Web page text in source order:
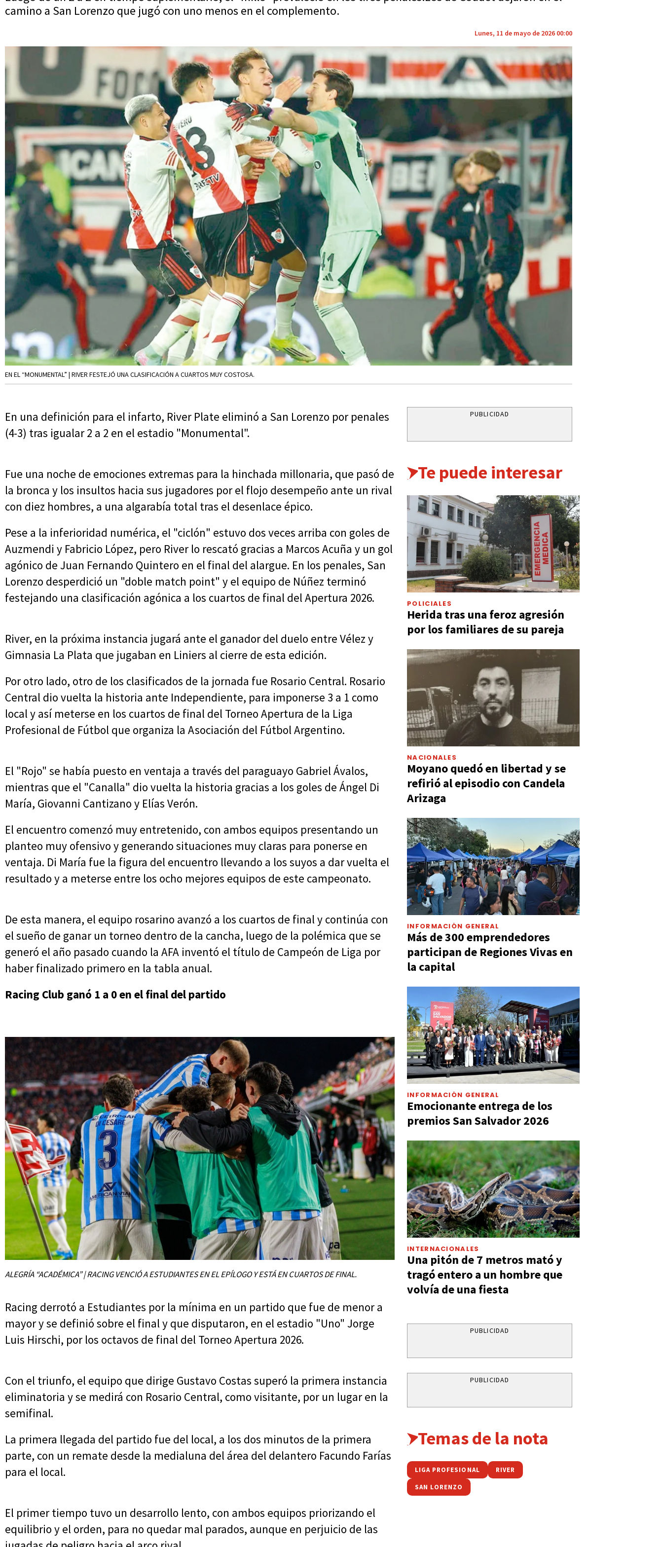
camino a San Lorenzo que jugó con uno menos en el complemento.
Lunes, 11 de mayo de 2026 00:00
EN EL “MONUMENTAL” | RIVER FESTEJÓ UNA CLASIFICACIÓN A CUARTOS MUY COSTOSA.
En una definición para el infarto, River Plate eliminó a San Lorenzo por penales
(4-3) tras igualar 2 a 2 en el estadio "Monumental".
Fue una noche de emociones extremas para la hinchada millonaria, que pasó de
la bronca y los insultos hacia sus jugadores por el flojo desempeño ante un rival
con diez hombres, a una algarabía total tras el desenlace épico.
Pese a la inferioridad numérica, el "ciclón" estuvo dos veces arriba con goles de
Auzmendi y Fabricio López, pero River lo rescató gracias a Marcos Acuña y un gol
agónico de Juan Fernando Quintero en el final del alargue. En los penales, San
Lorenzo desperdició un "doble match point" y el equipo de Núñez terminó
festejando una clasificación agónica a los cuartos de final del Apertura 2026.
River, en la próxima instancia jugará ante el ganador del duelo entre Vélez y
Gimnasia La Plata que jugaban en Liniers al cierre de esta edición.
Por otro lado, otro de los clasificados de la jornada fue Rosario Central. Rosario
Central dio vuelta la historia ante Independiente, para imponerse 3 a 1 como
local y así meterse en los cuartos de final del Torneo Apertura de la Liga
Profesional de Fútbol que organiza la Asociación del Fútbol Argentino.
El "Rojo" se había puesto en ventaja a través del paraguayo Gabriel Ávalos,
mientras que el "Canalla" dio vuelta la historia gracias a los goles de Ángel Di
María, Giovanni Cantizano y Elías Verón.
El encuentro comenzó muy entretenido, con ambos equipos presentando un
planteo muy ofensivo y generando situaciones muy claras para ponerse en
ventaja. Di María fue la figura del encuentro llevando a los suyos a dar vuelta el
resultado y a meterse entre los ocho mejores equipos de este campeonato.
De esta manera, el equipo rosarino avanzó a los cuartos de final y continúa con
el sueño de ganar un torneo dentro de la cancha, luego de la polémica que se
generó el año pasado cuando la AFA inventó el título de Campeón de Liga por
haber finalizado primero en la tabla anual.
Racing Club ganó 1 a 0 en el final del partido
ALEGRÍA “ACADÉMICA” | RACING VENCIÓ A ESTUDIANTES EN EL EPÍLOGO Y ESTÁ EN CUARTOS DE FINAL.
Racing derrotó a Estudiantes por la mínima en un partido que fue de menor a
mayor y se definió sobre el final y que disputaron, en el estadio "Uno" Jorge
Luis Hirschi, por los octavos de final del Torneo Apertura 2026.
Con el triunfo, el equipo que dirige Gustavo Costas superó la primera instancia
eliminatoria y se medirá con Rosario Central, como visitante, por un lugar en la
semifinal.
La primera llegada del partido fue del local, a los dos minutos de la primera
parte, con un remate desde la medialuna del área del delantero Facundo Farías
para el local.
El primer tiempo tuvo un desarrollo lento, con ambos equipos priorizando el
equilibrio y el orden, para no quedar mal parados, aunque en perjuicio de las
PUBLICIDAD
Te puede interesar
POLICIALES
Herida tras una feroz agresión
por los familiares de su pareja
NACIONALES
Moyano quedó en libertad y se
refirió al episodio con Candela
Arizaga
INFORMACIÓN GENERAL
Más de 300 emprendedores
participan de Regiones Vivas en
la capital
INFORMACIÓN GENERAL
Emocionante entrega de los
premios San Salvador 2026
INTERNACIONALES
Una pitón de 7 metros mató y
tragó entero a un hombre que
volvía de una fiesta
PUBLICIDAD
PUBLICIDAD
Temas de la nota
LIGA PROFESIONAL RIVER
SAN LORENZO